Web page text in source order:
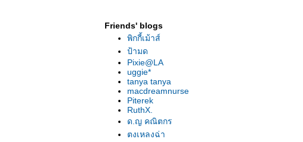
Friends' blogs
พิกกี้เม้าส์
ป้ามด
Pixie@LA
uggie*
tanya tanya
macdreamnurse
Piterek
RuthX.
ด.ญ คณิตกร
ตงเหลงฉ่า